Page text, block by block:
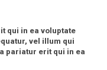
qui in ea voluptate
vel illum qui
pariatur erit qui in ea